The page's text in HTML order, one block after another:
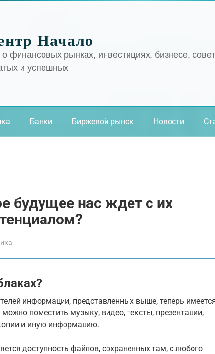
Начало
о финансовых рынках, инвестициях, бизнесе,
и успешных
Банки Биржевой рынок Новости
будущее нас ждет с их
информации, представленных выше, теперь имеется
поместить музыку, видео, тексты, презентации,
и иную информацию.
доступность файлов, сохраненных там, с любого